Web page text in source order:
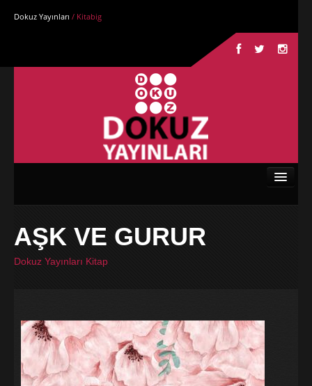
Dokuz Yayınları / Kitabig
Kurumsal
Kitaplar
Galeri
Blog
AŞK VE GURUR
Dokuz Yayınları Kitap